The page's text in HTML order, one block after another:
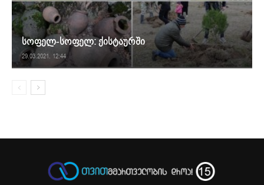
სოფელ-სოფელ: ქისტაურში
29.03.2021. 12:44